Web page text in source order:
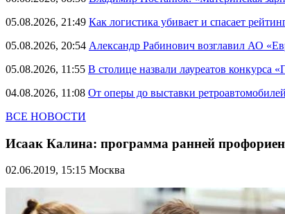
05.08.2026, 21:49 Как логистика убивает и спасает
05.08.2026, 20:54 Александр Рабинович возглавил АО
05.08.2026, 11:55 В столице назвали лауреатов конкурса
04.08.2026, 11:08 От оперы до выставки
ВСЕ НОВОСТИ
Исаак Калина: программа ранней
02.06.2019, 15:15 Москва